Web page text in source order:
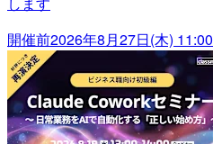
開催前2026年8月27日(木) 11:00